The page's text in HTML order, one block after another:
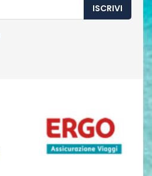
ISCRIVI